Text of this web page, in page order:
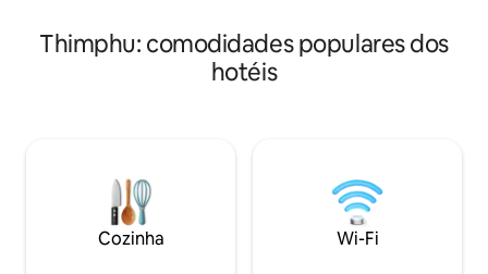
Thimphu Welcome Gate, os hóspedes
podem acessar facilmente as atrações
da cidade enquanto desfrutam de um
Butão Quartos confortáveis e bem
equipados Conveniências modernas
Localização tranquila Acolhimento
caloroso do Butão
montanhas,
quartos
como Wi-Fi,
Thimphu: comodidades populares dos
hotéis
Cozinha Wi-Fi